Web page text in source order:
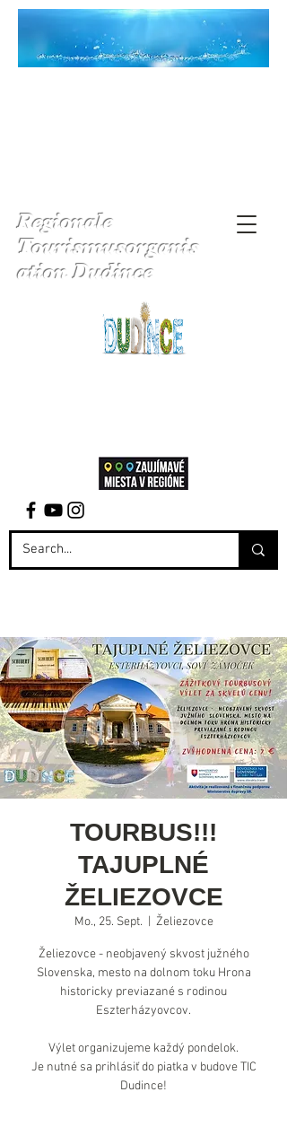
Regionale
Tourismusorganis
ation Dudince
TOURBUS!!!
TAJUPLNÉ
ŽELIEZOVCE
Mo., 25. Sept. Želiezovce
Želiezovce - neobjavený skvost južného
Slovenska, mesto na dolnom toku Hrona
historicky previazané s rodinou
Eszterházyovcov.
Výlet organizujeme každý pondelok.
Je nutné sa prihlásiť do piatka v budove TIC
Dudince!